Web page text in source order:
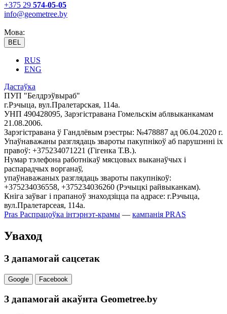
+375 29 574-05-05
info@geometree.by
Мова:
BEL
RUS
ENG
Дастаўка
ПУП "Белдрэўвыраб"
г.Рэчыца, вул.Пралетарская, 114а.
УНП 490428095, Зарэгістравана Гомельскім аблвыканкамам
21.08.2006.
Зарэгістравана ў Гандлёвым рэестры: №478887 ад 06.04.2020 г.
Упаўнаважаны разглядаць звароты пакупнікоў аб парушэнні іх
правоў: +375234071221 (Гігенка Т.В.).
Нумар тэлефона работнікаў мясцовых выканаўчых і
распарадчых ворганаў,
упаўнаважаных разглядаць звароты пакупнікоў:
+375234036558, +375234036260 (Рэчыцкі райвыканкам).
Кніга заўваг і прапаноў знаходзіцца па адрасе: г.Рэчыца,
вул.Пралетарсеая, 114а.
Pras Распрацоўка інтэрнэт-крамы — кампанія PRAS
Уваход
З дапамогай сацсетак
Google Facebook
З дапамогай акаўнта Geometree.by